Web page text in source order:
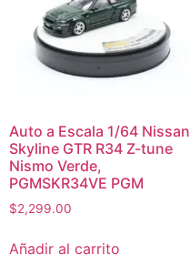
Auto a Escala 1/64 Nissan
Skyline GTR R34 Z-tune
Nismo Verde,
PGMSKR34VE PGM
$2,299.00
Añadir al carrito